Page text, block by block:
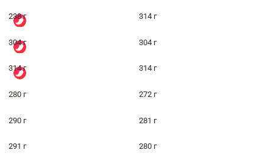
238 г 314 г
304 г 304 г
314 г 314 г
280 г 272 г
290 г 281 г
291 г 280 г